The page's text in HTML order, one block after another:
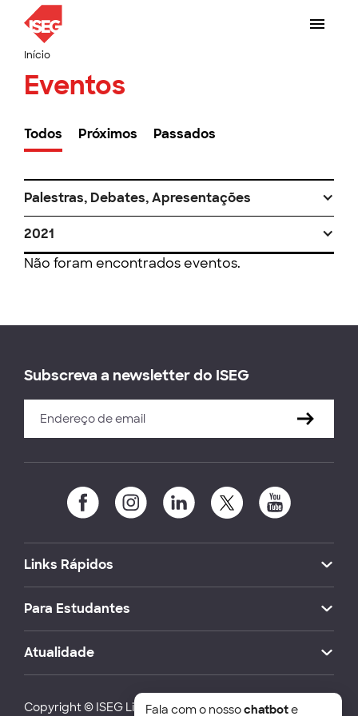
Início
Eventos
Todos Próximos Passados
Palestras, Debates, Apresentações
2021
Não foram encontrados eventos.
Subscreva a newsletter do ISEG
Links Rápidos
Para Estudantes
Atualidade
Copyright © ISEG Lisbon School of Economics and
Fala com o nossochatbote